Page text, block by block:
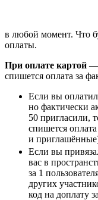
в любой момент. Что
оплаты.
При оплате картой —
спишется оплата за
Если вы
но фактически
50 пригласили,
спишется
и
Если вы
вас в
за 1
других
код на доплату